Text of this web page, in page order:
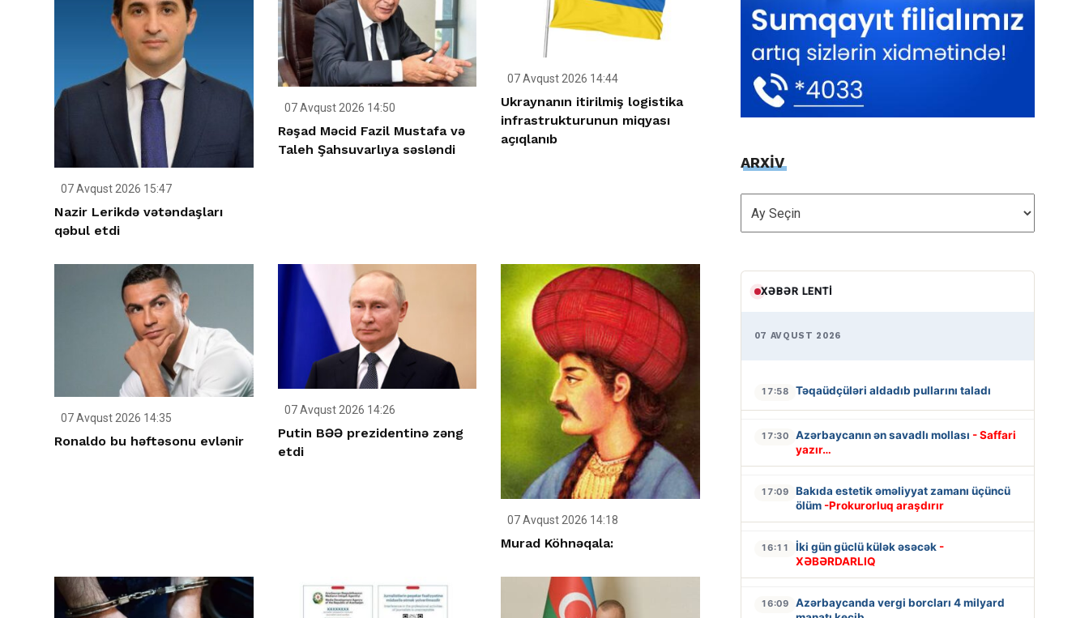
07 Avqust 2026 15:47
Nazir Lerikdə vətəndaşları
qəbul etdi
07 Avqust 2026 14:50
Rəşad Məcid Fazil Mustafa və
Taleh Şahsuvarlıya səsləndi
07 Avqust 2026 14:44
Ukraynanın itirilmiş logistika
infrastrukturunun miqyası
açıqlanıb
07 Avqust 2026 14:35
Ronaldo bu həftəsonu evlənir
07 Avqust 2026 14:26
Putin BƏƏ prezidentinə zəng
etdi
07 Avqust 2026 14:18
Murad Köhnəqala:
ARXİV
ARXİV
XƏBƏR LENTI
07 AVQUST 2026
17:58 Təqaüdçüləri aldadıb pullarını taladı
17:30 Azərbaycanın ən savadlı mollası - Saffari
yazır…
17:09
Bakıda estetik əməliyyat zamanı üçüncü
ölüm -Prokurorluq araşdırır
16:11 İki gün güclü külək əsəcək -
XƏBƏRDARLIQ
16:09
Azərbaycanda vergi borcları 4 milyard